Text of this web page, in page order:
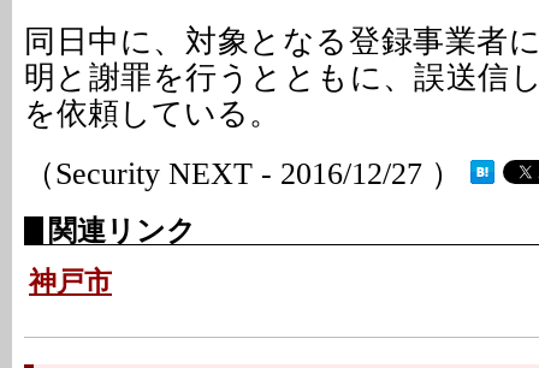
同日中に、対象となる登録事業者
明と謝罪を行うとともに、誤送信
を依頼している。
（Security NEXT - 2016/12/27 ）
関連リンク
神戸市